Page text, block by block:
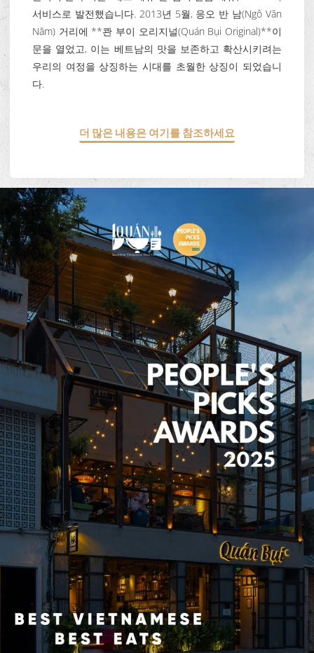
서비스로 발전했습니다. 2013년 5월, 응오 반 남(Ngô Văn
Năm) 거리에 **콴 부이 오리지널(Quán Bụi Original)**이
문을 열었고, 이는 베트남의 맛을 보존하고 확산시키려는
우리의 여정을 상징하는 시대를 초월한 상징이 되었습니
다.
더 많은 내용은 여기를 참조하세요